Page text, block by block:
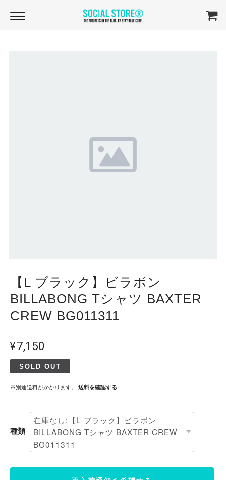
【L ブラック】ビラボン
BILLABONG Tシャツ BAXTER
CREW BG011311
¥7,150
SOLD OUT
※別途送料がかかります。 送料を確認する
種類